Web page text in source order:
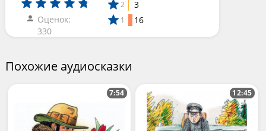
Оценок:
330
2 3
1 16
Похожие аудиосказки
7:54 12:45